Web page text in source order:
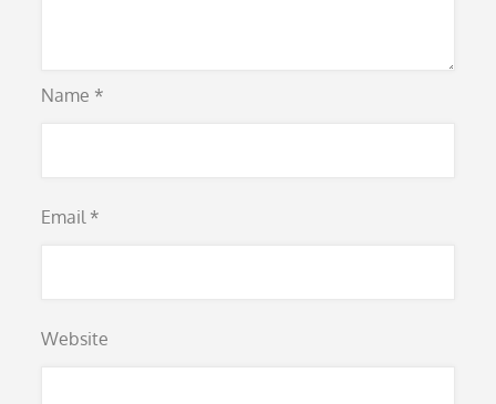
Name *
Email *
Website